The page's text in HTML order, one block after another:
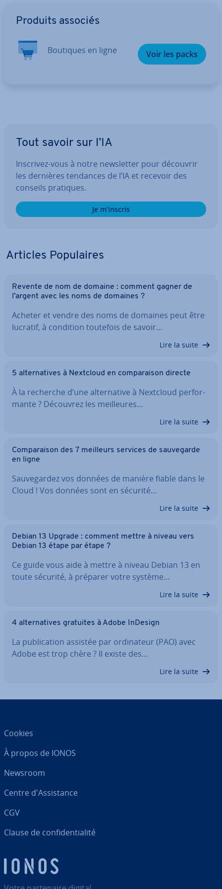
Produits associés
Boutiques en ligne Voir les packs
Tout savoir sur l’IA
Inscrivez-vous à notre news­let­ter pour découvrir
les dernières tendances de l’IA et recevoir des
conseils pratiques.
Je m’inscris
Articles Po­pu­laires
Revente de nom de domaine : comment gagner de
l’argent avec les noms de domaines ?
Acheter et vendre des noms de domaines peut être
lucratif, à condition toutefois de savoir…
Lire la suite
5 al­ter­na­tives à Nextcloud en com­pa­rai­son directe
À la recherche d’une al­ter­na­tive à Nextcloud per­for­
mante ? Découvrez les meil­leures…
Lire la suite
Com­pa­rai­son des 7 meilleurs services de sau­ve­garde
en ligne
Sau­ve­gar­dez vos données de manière fiable dans le
Cloud ! Vos données sont en sécurité…
Lire la suite
Debian 13 Upgrade : comment mettre à niveau vers
Debian 13 étape par étape ?
Ce guide vous aide à mettre à niveau Debian 13 en
toute sécurité, à préparer votre système…
Lire la suite
4 al­ter­na­tives gratuites à Adobe InDesign
La pu­bli­ca­tion assistée par or­di­na­teur (PAO) avec
Adobe est trop chère ? Il existe des…
Lire la suite
Cookies
À propos de IONOS
Newsroom
Centre d'As­sis­tance
CGV
Clause de con­fi­den­tia­lité